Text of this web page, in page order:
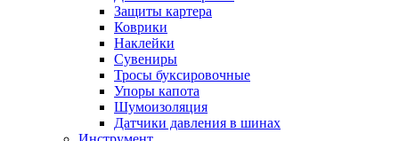
Защиты картера
Коврики
Наклейки
Сувениры
Тросы буксировочные
Упоры капота
Шумоизоляция
Датчики давления в шинах